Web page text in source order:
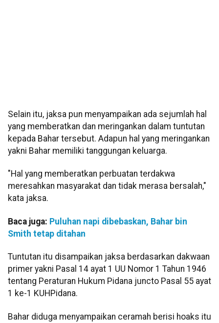
Selain itu, jaksa pun menyampaikan ada sejumlah hal
yang memberatkan dan meringankan dalam tuntutan
kepada Bahar tersebut. Adapun hal yang meringankan
yakni Bahar memiliki tanggungan keluarga.
"Hal yang memberatkan perbuatan terdakwa
meresahkan masyarakat dan tidak merasa bersalah,"
kata jaksa.
Baca juga: Puluhan napi dibebaskan, Bahar bin
Smith tetap ditahan
Tuntutan itu disampaikan jaksa berdasarkan dakwaan
primer yakni Pasal 14 ayat 1 UU Nomor 1 Tahun 1946
tentang Peraturan Hukum Pidana juncto Pasal 55 ayat
1 ke-1 KUHPidana.
Bahar diduga menyampaikan ceramah berisi hoaks itu